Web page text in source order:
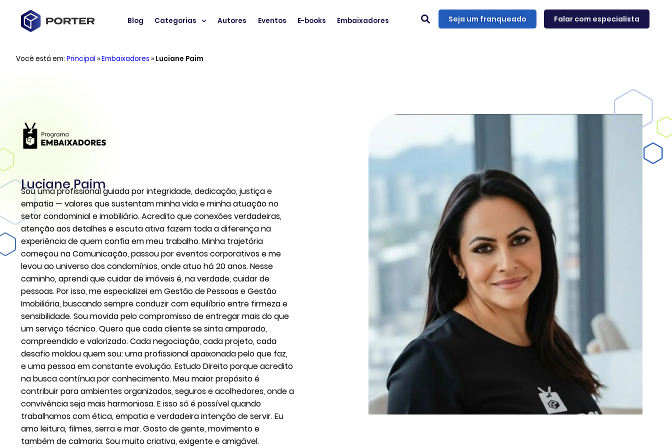
Blog Categorias Autores Eventos E-books Embaixadores Seja um franqueado Falar com especialista
Você está em: Principal »Embaixadores » Luciane Paim
Luciane Paim
Sou uma profissional guiada por integridade, dedicação, justiça e
empatia — valores que sustentam minha vida e minha atuação no
setor condominial e imobiliário. Acredito que conexões verdadeiras,
atenção aos detalhes e escuta ativa fazem toda a diferença na
experiência de quem confia em meu trabalho. Minha trajetória
começou na Comunicação, passou por eventos corporativos e me
levou ao universo dos condomínios, onde atuo há 20 anos. Nesse
caminho, aprendi que cuidar de imóveis é, na verdade, cuidar de
pessoas. Por isso, me especializei em Gestão de Pessoas e Gestão
Imobiliária, buscando sempre conduzir com equilíbrio entre firmeza e
sensibilidade. Sou movida pelo compromisso de entregar mais do que
um serviço técnico. Quero que cada cliente se sinta amparado,
compreendido e valorizado. Cada negociação, cada projeto, cada
desafio moldou quem sou: uma profissional apaixonada pelo que faz,
e uma pessoa em constante evolução. Estudo Direito porque acredito
na busca contínua por conhecimento. Meu maior propósito é
contribuir para ambientes organizados, seguros e acolhedores, onde a
convivência seja mais harmoniosa. E isso só é possível quando
trabalhamos com ética, empatia e verdadeira intenção de servir. Eu
amo leitura, filmes, serra e mar. Gosto de gente, movimento e
também de calmaria. Sou muito criativa, exigente e amigável.